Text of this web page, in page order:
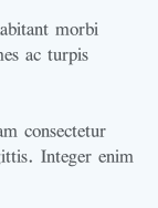
morbi
ac turpis
consectetur
Integer enim